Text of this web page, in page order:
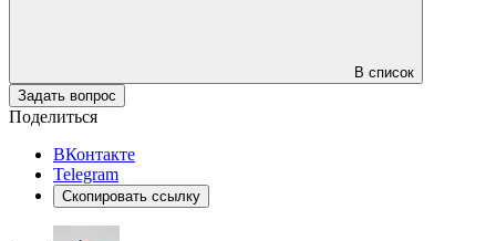
В список
Задать вопрос
Поделиться
ВКонтакте
Telegram
Скопировать ссылку